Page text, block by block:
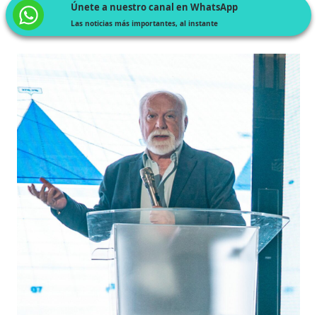
Únete a nuestro canal en WhatsApp
Las noticias más importantes, al instante